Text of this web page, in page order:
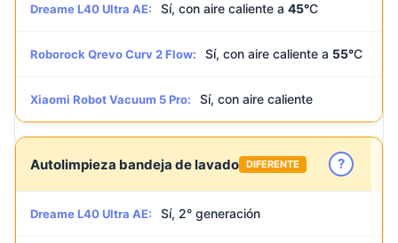
Dreame L40 Ultra AE: Sí, con aire caliente a 45°C
Roborock Qrevo Curv 2 Flow: Sí, con aire caliente a 55°C
Xiaomi Robot Vacuum 5 Pro: Sí, con aire caliente
Autolimpieza bandeja de lavado DIFERENTE ?
Dreame L40 Ultra AE: Sí, 2° generación